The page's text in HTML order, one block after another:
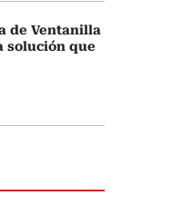
de Ventanilla
solución que